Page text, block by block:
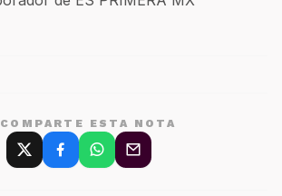
COMPARTE ESTA NOTA